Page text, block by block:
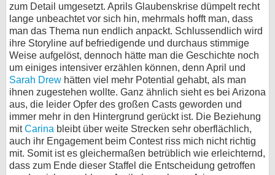
zum Detail umgesetzt. Aprils Glaubenskrise dümpelt recht
lange unbeachtet vor sich hin, mehrmals hofft man, dass
man das Thema nun endlich anpackt. Schlussendlich wird
ihre Storyline auf befriedigende und durchaus stimmige
Weise aufgelöst, dennoch hätte man die Geschichte noch
um einiges intensiver erzählen können, denn April und
Sarah Drew hätten viel mehr Potential gehabt, als man
ihnen zugestehen wollte. Ganz ähnlich sieht es bei Arizona
aus, die leider Opfer des großen Casts geworden und
immer mehr in den Hintergrund gerückt ist. Die Beziehung
mitCarina bleibt über weite Strecken sehr oberflächlich,
auch ihr Engagement beim Contest riss mich nicht richtig
mit. Somit ist es gleichermaßen betrüblich wie erleichternd,
dass zum Ende dieser Staffel die Entscheidung getroffen